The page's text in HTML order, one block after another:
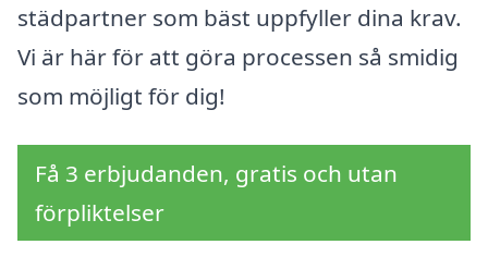
städpartner som bäst uppfyller dina krav.
Vi är här för att göra processen så smidig
som möjligt för dig!
Få 3 erbjudanden, gratis och utan
förpliktelser